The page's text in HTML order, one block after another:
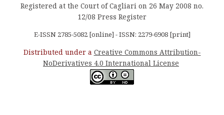
Registered at the Court of Cagliari on 26 May 2008 no.
12/08 Press Register
E-ISSN 2785-5082 [online] - ISSN: 2279-6908 [print]
Distributed under a Creative Commons Attribution-
NoDerivatives 4.0 International License